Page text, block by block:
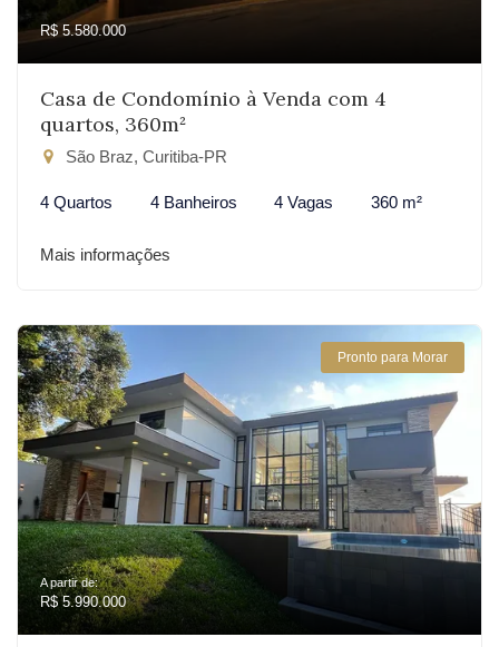
R$ 5.580.000
Casa de Condomínio à Venda com 4
quartos, 360m²
São Braz, Curitiba-PR
4 Quartos 4 Banheiros 4 Vagas 360 m²
Mais informações
Pronto para Morar
A partir de:
R$ 5.990.000